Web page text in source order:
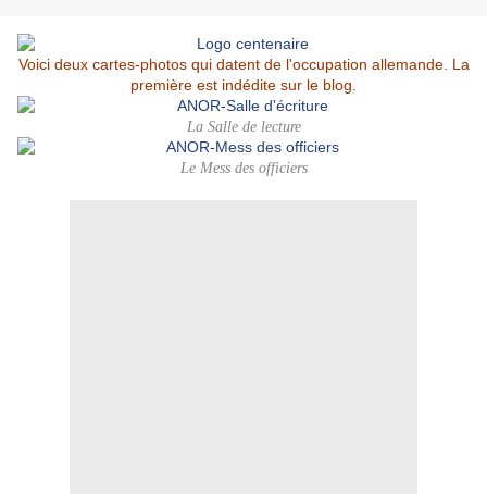
Voici deux cartes-photos qui datent de l'occupation allemande. La
première est indédite sur le blog.
La Salle de lecture
Le Mess des officiers